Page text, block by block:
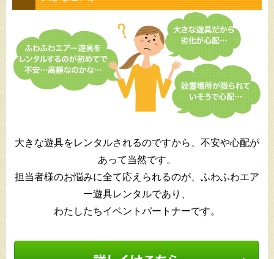
大きな遊具をレンタルされるのですから、不安や心配が
あって当然です。
担当者様のお悩みに全て応えられるのが、ふわふわエア
ー遊具レンタルであり、
わたしたちイベントパートナーです。